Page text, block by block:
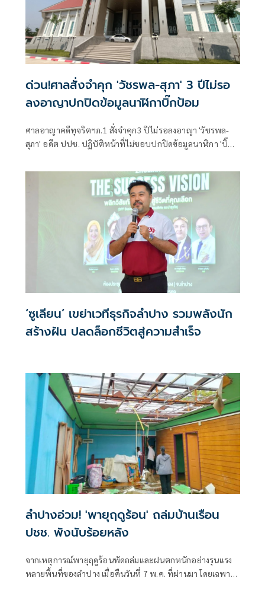
ด่วน!ศาลสั่งจำคุก 'วัชรพล-สุภา' 3 ปีไม่รอ
ลงอาญาปกปิดข้อมูลนาฬิกาบิ๊กป้อม
ศาลอาญาคดีทุจริตฯภ.1 สั่งจำคุก3 ปีไม่รอลงอาญา 'วัชรพล-
สุภา' อดีต ปปช. ปฏิบัติหน้าที่ไม่ชอบปกปิดข้อมูลนาฬิกา 'บิ๊ก
‘ซูเลียน’ เขย่าเวทีธุรกิจลำปาง รวมพลังนัก
สร้างฝัน ปลดล็อกชีวิตสู่ความสำเร็จ
ลำปางอ่วม! 'พายุฤดูร้อน' ถล่มบ้านเรือน
ปชช. พังนับร้อยหลัง
จากเหตุการณ์พายุฤดูร้อนพัดถล่มและฝนตกหนักอย่างรุนแรง
หลายพื้นที่ของลำปาง เมื่อคืนวันที่ 7 พ.ค. ที่ผ่านมา โดยเฉพาะ